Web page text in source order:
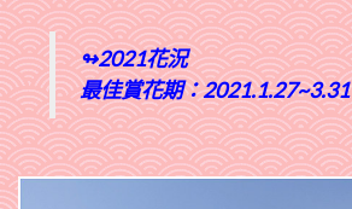
↬2021花況
最佳賞花期：2021.1.27~3.31